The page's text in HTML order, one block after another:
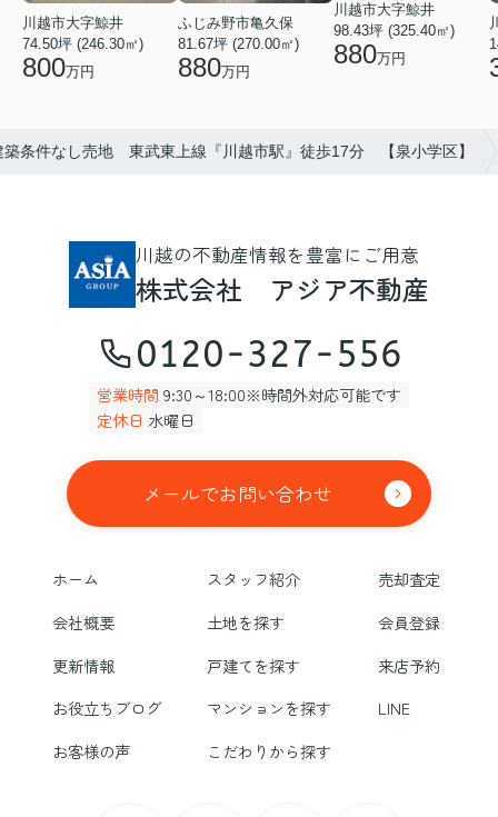
川越市大字鯨井
74.50坪 (246.30㎡)
800万円
ふじみ野市亀久保
81.67坪 (270.00㎡)
880万円
川越市大字鯨井
98.43坪 (325.40㎡)
880万円
条件なし売地 東武東上線『川越市駅』徒歩17分 【泉小学区】
川越の不動産情報を豊富にご用意
株式会社 アジア不動産
0120-327-556
営業時間 9:30～18:00※時間外対応可能です
定休日 水曜日
メールでお問い合わせ
ホーム スタッフ紹介
売却査定
会社概要
土地を探す
会員登録
更新情報
戸建てを探す
来店予約
お役立ちブログ
マンションを探す
LINE
お客様の声
こだわりから探す